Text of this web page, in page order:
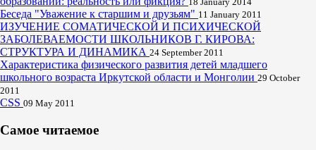
Беседа "Уважение к старшим и друзьям" 11 January 2011
ИЗУЧЕНИЕ СОМАТИЧЕСКОЙ И ПСИХИЧЕСКОЙ
ЗАБОЛЕВАЕМОСТИ ШКОЛЬНИКОВ Г. КИРОВА:
СТРУКТУРА И ДИНАМИКА 24 September 2011
Характеристика физического развития детей младшего
школьного возраста Иркутской области и Монголии 29 October
2011
CSS 09 May 2011
Самое читаемое